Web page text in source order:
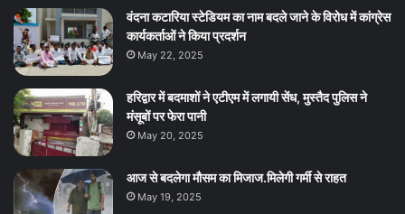
वंदना कटारिया स्टेडियम का नाम बदले जाने के विरोध में कांग्रेस
कार्यकर्ताओं ने किया प्रदर्शन
May 22, 2025
हरिद्वार में बदमाशों ने एटीएम में लगायी सेंध, मुस्तैद पुलिस ने
मंसूबों पर फेरा पानी
May 20, 2025
आज से बदलेगा मौसम का मिजाज.मिलेगी गर्मी से राहत
May 19, 2025